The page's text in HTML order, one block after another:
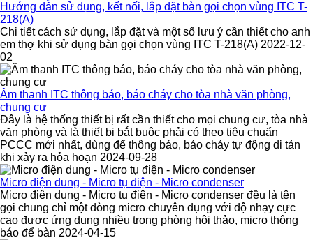
Hướng dẫn sử dụng, kết nối, lắp đặt bàn gọi chọn vùng ITC T-
218(A)
Chi tiết cách sử dụng, lắp đặt và một số lưu ý cần thiết cho anh
em thợ khi sử dụng bàn gọi chọn vùng ITC T-218(A) 2022-12-
02
Âm thanh ITC thông báo, báo cháy cho tòa nhà văn phòng,
chung cư
Đây là hệ thống thiết bị rất cần thiết cho mọi chung cư, tòa nhà
văn phòng và là thiết bị bắt buộc phải có theo tiêu chuẩn
PCCC mới nhất, dùng để thông báo, báo cháy tự động di tản
khi xảy ra hỏa hoạn 2024-09-28
Micro điện dung - Micro tụ điện - Micro condenser
Micro điện dung - Micro tụ điện - Micro condenser đều là tên
gọi chung chỉ một dòng micro chuyên dụng với độ nhạy cực
cao được ứng dụng nhiều trong phòng hội thảo, micro thông
báo để bàn 2024-04-15